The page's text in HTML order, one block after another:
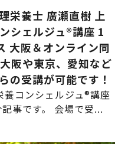
栄養士 廣瀬直樹 上
シェルジュ®講座 1
大阪＆オンライン同
阪や東京、愛知など
の受講が可能です！
コンシェルジュ®講座
事です。 会場で受...